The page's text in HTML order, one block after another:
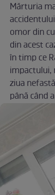
Mărturia
omor din
din acest
în timp ce
impactului,
ziua
până când